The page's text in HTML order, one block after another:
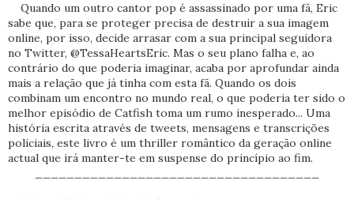
Quando um outro cantor pop é assassinado por uma fã, Eric
sabe que, para se proteger precisa de destruir a sua imagem
online, por isso, decide arrasar com a sua principal seguidora
no Twitter, @TessaHeartsEric. Mas o seu plano falha e, ao
contrário do que poderia imaginar, acaba por aprofundar ainda
mais a relação que já tinha com esta fã. Quando os dois
combinam um encontro no mundo real, o que poderia ter sido o
melhor episódio de Catfish toma um rumo inesperado... Uma
história escrita através de tweets, mensagens e transcrições
policiais, este livro é um thriller romântico da geração online
actual que irá manter-te em suspense do princípio ao fim.